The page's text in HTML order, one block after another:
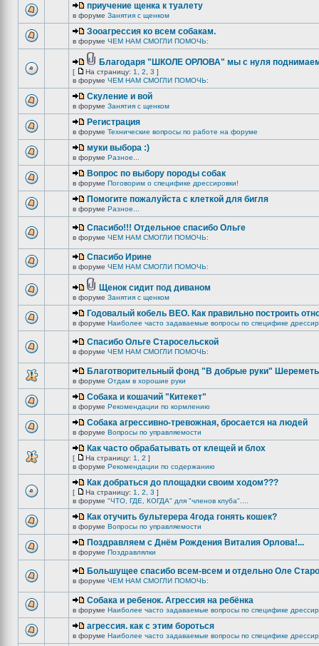
приучение щенка к туалету
в форуме Занятия с щенком
Зооагрессия ко всем собакам.
в форуме ЧЕМ НАМ СМОГЛИ ПОМОЧЬ:
Благодаря "ШКОЛЕ ОРЛОВА" мы с нуля
[ На страницу: 1 2 3 ]
в форуме ЧЕМ НАМ СМОГЛИ ПОМОЧЬ:
Скуление и вой
в форуме Занятия с щенком
Регистрация
в форуме Технические вопросы по работе на форуме
муки выбора :)
в форуме Разное...
Вопрос по выбору породы собак
в форуме Поговорим о специфике дрессировки!
Помогите пожалуйста с клеткой для бигля
в форуме Разное...
Спасибо!!! Отдельное спасибо Ольге
в форуме ЧЕМ НАМ СМОГЛИ ПОМОЧЬ:
Спасибо Ирине
в форуме ЧЕМ НАМ СМОГЛИ ПОМОЧЬ:
Щенок сидит под диваном
в форуме Занятия с щенком
Годовалый кобель ВЕО. Как правильно построить
в форуме Наиболее часто задаваемые вопросы по специфике
Спасибо Ольге Старосельской
в форуме ЧЕМ НАМ СМОГЛИ ПОМОЧЬ:
Благотворительный фонд "В добрые руки"
в форуме Отдам в хорошие руки
Собака и кошачий "Китекет"
в форуме Рекомендации по кормлению
Собака агрессивно-тревожная, бросается на людей
в форуме Вопросы по управляемости
Как часто обрабатывать от клещей и блох
[ На страницу: 1 2 ]
в форуме Рекомендации по содержанию
Как добраться до площадки своим ходом???
[ На страницу: 1 2 3 ]
в форуме "ЧТО, ГДЕ, КОГДА" для "членов клуба"....
Как отучить бультерера 4года гонять кошек?
в форуме Вопросы по управляемости
Поздравляем с Днём Рождения Виталия Орлова!...
в форуме Поздравлялки
Большущее спасибо всем-всем и отдельно Оле
в форуме ЧЕМ НАМ СМОГЛИ ПОМОЧЬ:
Собака и ребенок. Агрессия на ребёнка
в форуме Наиболее часто задаваемые вопросы по специфике
агрессия. как с этим бороться
в форуме Наиболее часто задаваемые вопросы по специфике